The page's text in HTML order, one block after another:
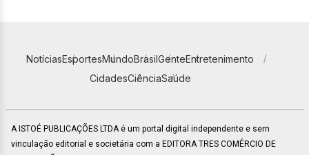
NotíciasEsportesMundoBrasilGenteEntretenimento
CidadesCiênciaSaúde
A ISTOÉ PUBLICAÇÕES LTDA é um portal digital independente e sem
vinculação editorial e societária com a EDITORA TRES COMÉRCIO DE